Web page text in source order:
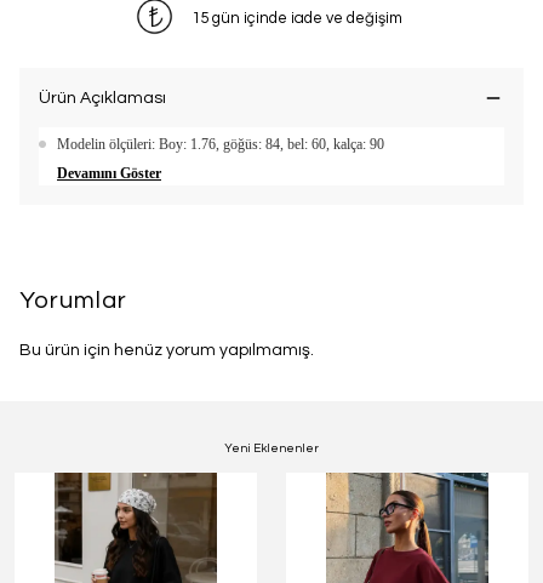
15 gün içinde iade ve değişim
Ürün Açıklaması
Modelin ölçüleri: Boy: 1.76, göğüs: 84, bel: 60, kalça: 90
Devamını Göster
Yorumlar
Bu ürün için henüz yorum yapılmamış.
Yeni Eklenenler